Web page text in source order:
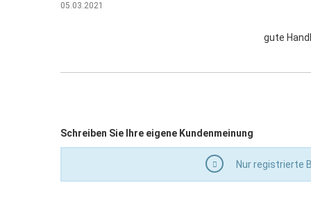
05.03.2021
gute
Schreiben Sie Ihre eigene Kundenmeinung
Nur registrierte